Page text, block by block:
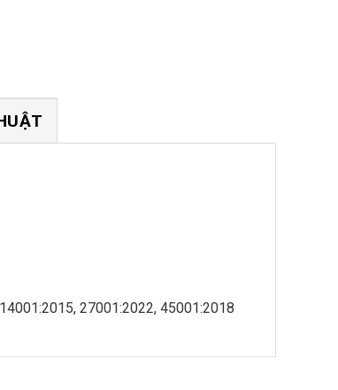
27001:2022, 45001:2018